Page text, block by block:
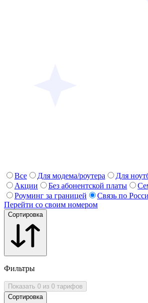
Все Для модема/роутера Для
Акции
Без абонентской платы
Роуминг за границей
Связь по
Перейти со своим номером
Сортировка
Фильтры
Показать 0 из 0 тарифов
Сортировка